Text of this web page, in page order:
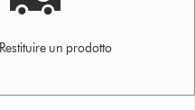
Restituire un prodotto